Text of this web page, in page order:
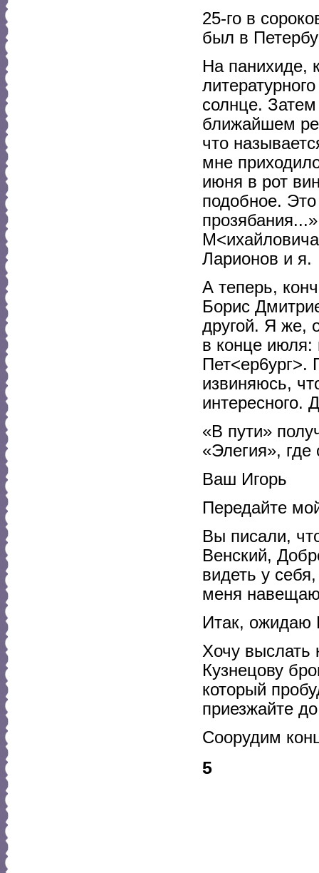
25-го в
был в
На панихиде,
солнце.
ближайшем
что
мне
июня в рот
подобное.
Ларионов и я.
А теперь,
Борис
другой. Я же,
в конце июля:
извиняюсь,
интересного.
«В пути»
«Элегия», где
Ваш Игорь
Передайте
Вы писали,
Венский,
видеть у
меня
Итак, ожидаю
Хочу выслать
Кузнецову
который
приезжайте
Соорудим
5